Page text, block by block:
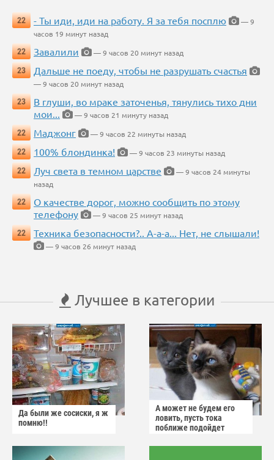
22 - Ты иди, иди на работу. Я за тебя посплю
— 9
часов 19 минут назад
22
Завалили
— 9 часов 20 минут назад
23
Дальше не поеду, чтобы не разрушать счастья
— 9 часов 20 минут назад
23
В глуши, во мраке заточенья, тянулись тихо дни
мои...
— 9 часов 21 минуту назад
22
Маджонг
— 9 часов 22 минуты назад
22
100% блондинка!
— 9 часов 23 минуты назад
22
Луч света в темном царстве
— 9 часов 24 минуты
назад
22
О качестве дорог, можно сообщить по этому
телефону
— 9 часов 25 минут назад
22
Техника безопасности?.. А-а-а... Нет, не слышали!
— 9 часов 26 минут назад
Лучшее в категории
Да были же сосиски, я ж
помню!!
А может не будем его
ловить, пусть тока
поближе подойдет